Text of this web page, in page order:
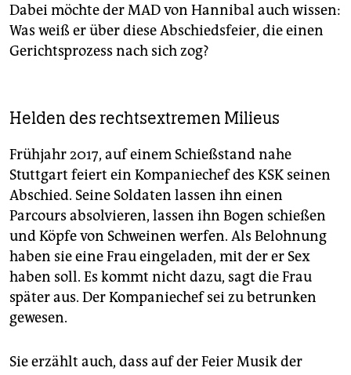
Dabei möchte der MAD von Hannibal auch wissen:
Was weiß er über diese Abschiedsfeier, die einen
Gerichtsprozess nach sich zog?
Helden des rechtsextremen Milieus
Frühjahr 2017, auf einem Schießstand nahe
Stuttgart feiert ein Kompaniechef des KSK seinen
Abschied. Seine Soldaten lassen ihn einen
Parcours absolvieren, lassen ihn Bogen schießen
und Köpfe von Schweinen werfen. Als Belohnung
haben sie eine Frau eingeladen, mit der er Sex
haben soll. Es kommt nicht dazu, sagt die Frau
später aus. Der Kompaniechef sei zu betrunken
gewesen.
Sie erzählt auch, dass auf der Feier Musik der